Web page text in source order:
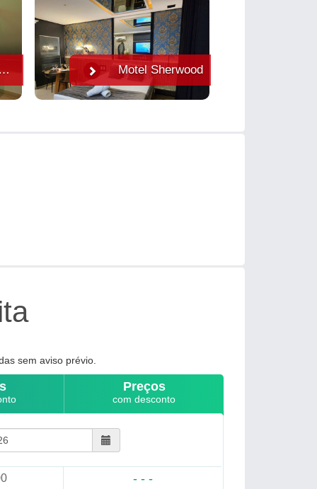
Drops - Av. Oscar Pereira Motel Sherwood
sem aviso prévio.
Preços
com desconto
- - -